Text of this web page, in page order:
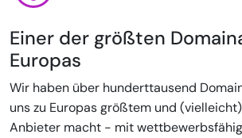
Einer der größten
Europas
Wir haben über hunderttausend
uns zu Europas größtem und
Anbieter macht - mit